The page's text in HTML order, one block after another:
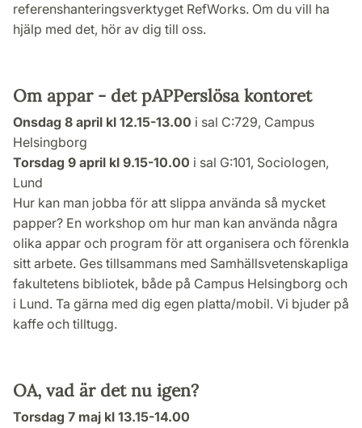
referenshanteringsverktyget RefWorks. Om du vill ha
hjälp med det, hör av dig till oss.
Om appar - det pAPPerslösa kontoret
Onsdag 8 april kl 12.15-13.00 i sal C:729, Campus
Helsingborg
Torsdag 9 april kl 9.15-10.00 i sal G:101, Sociologen,
Lund
Hur kan man jobba för att slippa använda så mycket
papper? En workshop om hur man kan använda några
olika appar och program för att organisera och förenkla
sitt arbete. Ges tillsammans med Samhällsvetenskapliga
fakultetens bibliotek, både på Campus Helsingborg och
i Lund. Ta gärna med dig egen platta/mobil. Vi bjuder på
kaffe och tilltugg.
OA, vad är det nu igen?
Torsdag 7 maj kl 13.15-14.00